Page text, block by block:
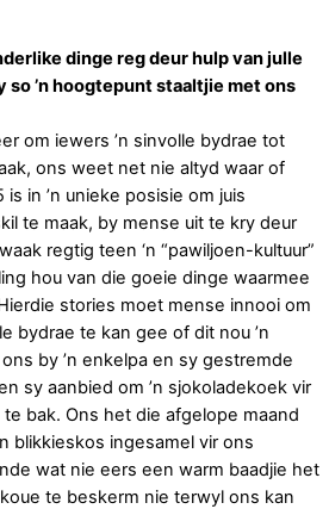
dinge reg deur hulp van julle
so ’n hoogtepunt staaltjie met ons
om iewers ’n sinvolle bydrae tot
ons weet net nie altyd waar of
in ’n unieke posisie om juis
te maak, by mense uit te kry deur
regtig teen ‘n “pawiljoen-kultuur”
hou van die goeie dinge waarmee
stories moet mense innooi om
bydrae te kan gee of dit nou ’n
by ’n enkelpa en sy gestremde
sy aanbied om ’n sjokoladekoek vir
bak. Ons het die afgelope maand
blikkieskos ingesamel vir ons
wat nie eers een warm baadjie het
te beskerm nie terwyl ons kan